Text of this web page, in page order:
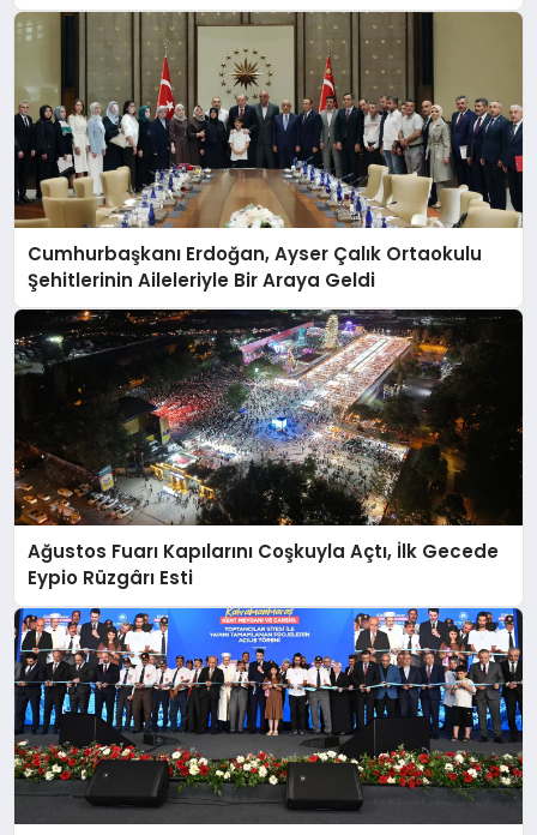
Cumhurbaşkanı Erdoğan, Ayser Çalık Ortaokulu
Şehitlerinin Aileleriyle Bir Araya Geldi
Ağustos Fuarı Kapılarını Coşkuyla Açtı, İlk Gecede
Eypio Rüzgârı Esti